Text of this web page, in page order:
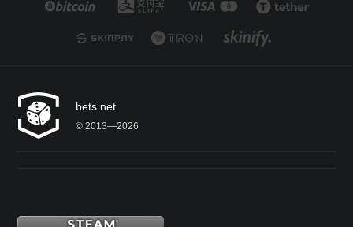
bets.net
© 2013—2026